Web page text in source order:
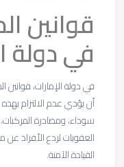
قوانين
في دولة
في دولة الإمارات،
أن يؤدي عدم الالتزام
سوداء، ومصادرة
العقوبات لردع الأفراد
القيادة الآمنة.